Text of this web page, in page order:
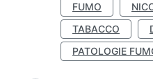
FUMO
TABACCO
PATOLOGIE